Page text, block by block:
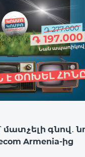
մատչելի գնով․
Armenia-ից